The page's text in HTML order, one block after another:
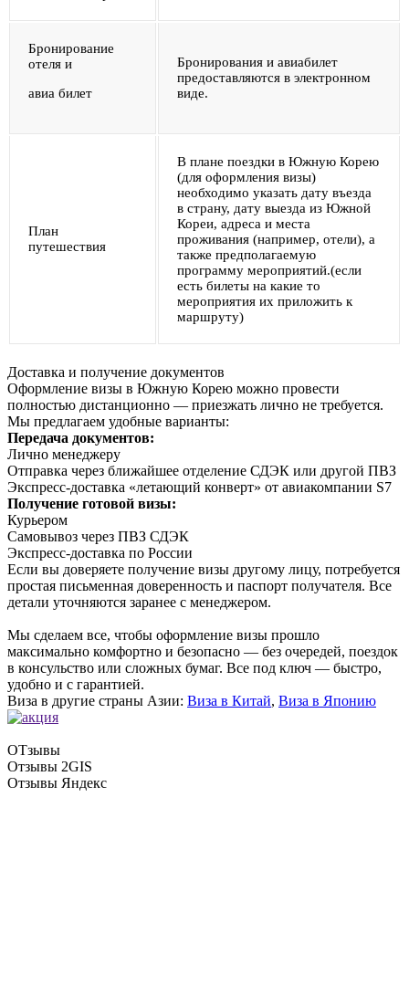
Бронирование
отеля и
авиа билет
Бронирования и авиабилет
предоставляются в электронном
виде.
План
путешествия
В плане поездки в Южную Корею
(для оформления визы)
необходимо указать дату въезда
в страну, дату выезда из Южной
Кореи, адреса и места
проживания (например, отели), а
также предполагаемую
программу мероприятий.(если
есть билеты на какие то
мероприятия их приложить к
маршруту)
Доставка и получение документов
Оформление визы в Южную Корею можно провести
полностью дистанционно — приезжать лично не требуется.
Мы предлагаем удобные варианты:
Передача документов:
Лично менеджеру
Отправка через ближайшее отделение СДЭК или другой ПВЗ
Экспресс-доставка «летающий конверт» от авиакомпании S7
Получение готовой визы:
Курьером
Самовывоз через ПВЗ СДЭК
Экспресс-доставка по России
Если вы доверяете получение визы другому лицу, потребуется
простая письменная доверенность и паспорт получателя. Все
детали уточняются заранее с менеджером.
Мы сделаем все, чтобы оформление визы прошло
максимально комфортно и безопасно — без очередей, поездок
в консульство или сложных бумаг. Все под ключ — быстро,
удобно и с гарантией.
Виза в другие страны Азии: Виза в Китай, Виза в Японию
ОТзывы
Отзывы 2GIS
Отзывы Яндекс